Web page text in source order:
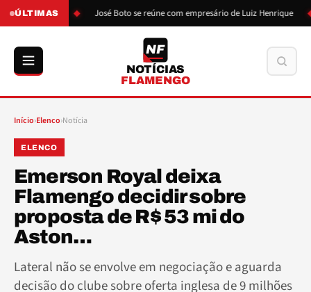
ÚLTIMAS
de Boto José Boto se reúne com empresário de Luiz Henrique
NF
NOTÍCIAS
FLAMENGO
Início›Elenco›Notícia
ELENCO
Emerson Royal deixa
Flamengo decidir sobre
proposta de R$ 53 mi do
Aston…
Lateral não se envolve em negociação e aguarda
decisão do clube sobre oferta inglesa de 9 milhões